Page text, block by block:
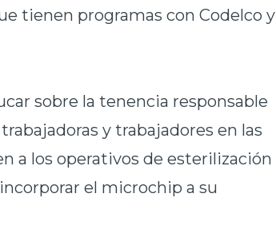
tienen programas con Codelco y
sobre latenencia responsable
y trabajadores en las
a los operativos de esterilización
el microchip a su